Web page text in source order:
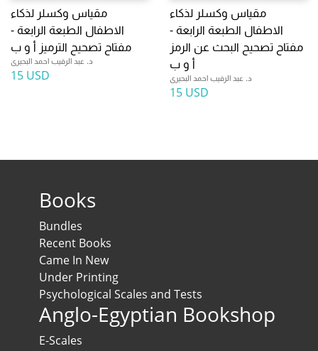
مقياس وكسلر لذكاء
الاطفال الطبعة الرابعة -
مفتاح تصحيح الترميز أ و ب
د. عبد الرقيب احمد البحيرى
15 USD
مقياس وكسلر لذكاء
الاطفال الطبعة الرابعة -
مفتاح تصحيح البحث عن الرمز
أ و ب
د. عبد الرقيب احمد البحيرى
15 USD
Books
Bundles
Recent Books
Came In New
Under Printing
Psychological Scales and Tests
Anglo-Egyptian Bookshop
E-Scales